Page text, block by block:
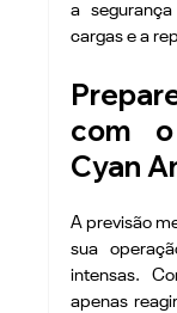
a
cargas e a
com
Cyan
A previsão
sua
intensas.
apenas